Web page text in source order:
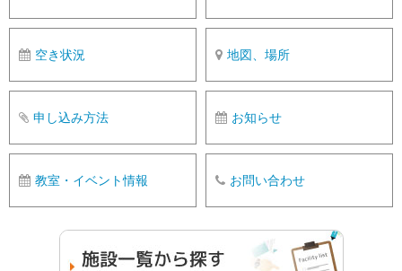
空き状況 地図、場所
申し込み方法 お知らせ
教室・イベント情報 お問い合わせ